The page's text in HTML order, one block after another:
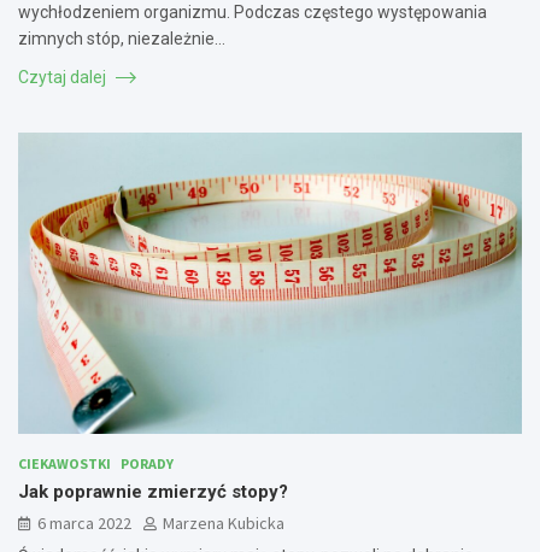
wychłodzeniem organizmu. Podczas częstego występowania
zimnych stóp, niezależnie…
Czytaj dalej
CIEKAWOSTKI PORADY
Jak poprawnie zmierzyć stopy?
6 marca 2022
Marzena Kubicka